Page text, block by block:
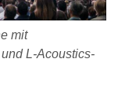
mit
L-Acoustics-